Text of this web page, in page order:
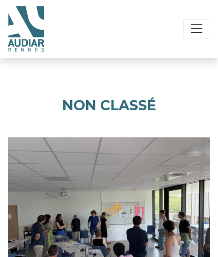
NON CLASSÉ